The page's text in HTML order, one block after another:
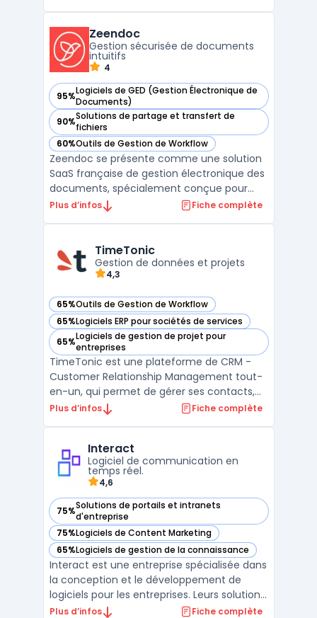
partenaire privilégié pour les organisations
cherchant à sécuriser leu ...
Zeendoc
Gestion sécurisée de documents
intuitifs
4
95%Logiciels de GED (Gestion Électronique de
Documents)
— voir Zeendoc dans cette catégorie
90%Solutions de partage et transfert de
fichiers
— voir Zeendoc dans cette catégorie
60%Outils de Gestion de Workflow
— voir Zeendoc dans cette catégorie
Zeendoc se présente comme une solution
SaaS française de gestion électronique des
documents, spécialement conçue pour
répondre aux besoins des PME. Cette
informations de l'entreprise, quel que soit
leur format d'origine. Zee ...
Plus d’infos Fiche complète
TimeTonic
Gestion de données et projets
4,3
65%Outils de Gestion de Workflow
— voir TimeTonic dans cette catégorie
65%Logiciels ERP pour sociétés de services
— voir TimeTonic dans cette catégorie
65%Logiciels de gestion de projet pour
entreprises
— voir TimeTonic dans cette catégorie
TimeTonic est une plateforme de CRM -
Customer Relationship Management tout-
en-un, qui permet de gérer ses contacts,
projets, tâches et temps de manière
utilisateurs peuvent facilement accéder à
toutes leurs informations et inte ...
Plus d’infos Fiche complète
Interact
Logiciel de communication en
temps réel.
4,6
75%Solutions de portails et intranets
d'entreprise
— voir Interact dans cette catégorie
75%Logiciels de Content Marketing
— voir Interact dans cette catégorie
65%Logiciels de gestion de la connaissance
— voir Interact dans cette catégorie
Interact est une entreprise spécialisée dans
la conception et le développement de
logiciels pour les entreprises. Leurs solutions
sont adaptées à tous types d'activités, de
Plus d’infos Fiche complète